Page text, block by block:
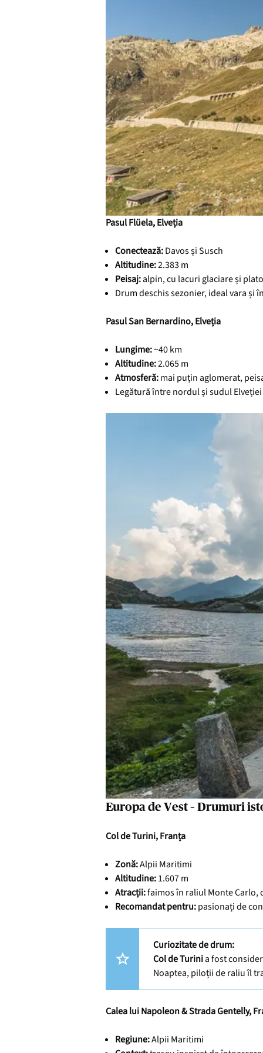
Pasul Flüela, Elveția
Conectează:Davos și Susch
Altitudine:2.383 m
Peisaj:alpin, cu lacuri glaciare și
Drum deschis sezonier, ideal vara și
Pasul San Bernardino, Elveția
Lungime:~40 km
Altitudine:2.065 m
Atmosferă:mai puțin aglomerat,
Legătură între nordul și sudul Elveției
Europa de Vest – Drumuri
Col de Turini, Franța
Zonă:Alpii Maritimi
Altitudine:1.607 m
Atracții:faimos în raliul Monte
Recomandat pentru:pasionați de
Curiozitate de drum:
Col de Turinia fost
Noaptea, piloții de raliu îl
Calea lui Napoleon & Strada Gentelly,
Regiune:Alpii Maritimi